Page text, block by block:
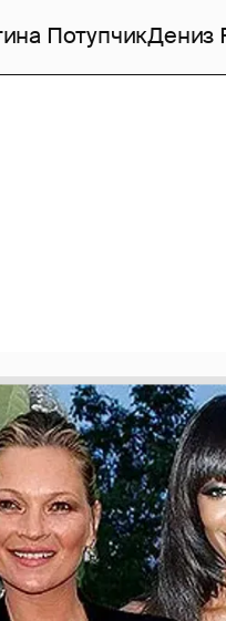
ПотупчикДениз